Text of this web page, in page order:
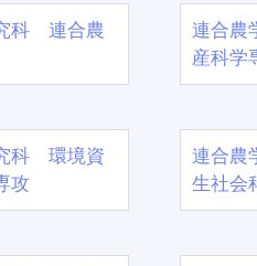
科 連合農
連合農
産科学
科 環境資
攻
連合農
生社会